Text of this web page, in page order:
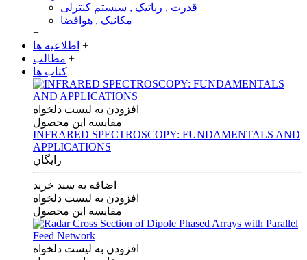
قدرت , رباتیک , سیستم کنترلی
مکانیک , هوافضا
+
اطلاعیه ها +
مطالب +
کتاب ها
افزودن به لیست دلخواه
مقایسه این محصول
INFRARED SPECTROSCOPY: FUNDAMENTALS AND
APPLICATIONS
رایگان
اضافه به سبد خرید
افزودن به لیست دلخواه
مقایسه این محصول
افزودن به لیست دلخواه